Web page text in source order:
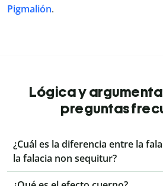
Pigmalión.
Lógica y
preguntas
¿Cuál es la diferencia entre la
la falacia non sequitur?